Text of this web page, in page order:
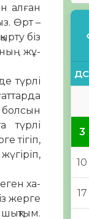
алған
Өрт –
біз
жұ­
түр­лі
болсын
түрлі
тігіп,
ха­
жер­ге
ДС
3
10
17